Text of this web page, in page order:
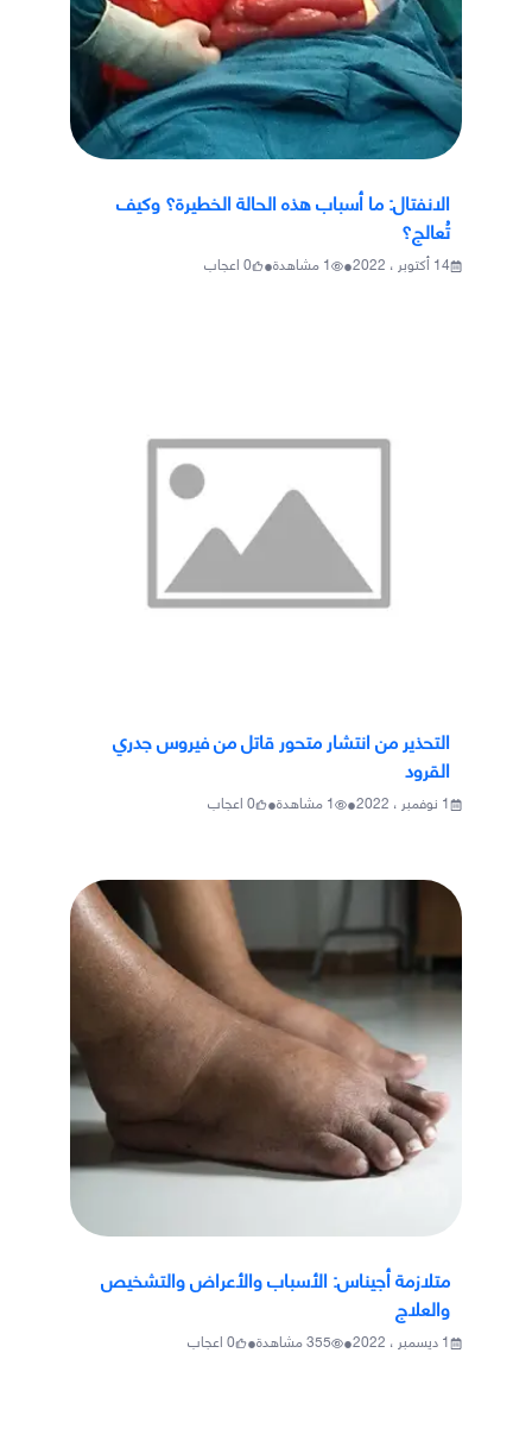
الانفتال: ما أسباب هذه الحالة الخطيرة؟ وكيف
تُعالج؟
14 أكتوبر ، 2022 •
1مشاهدة•
0اعجاب
التحذير من انتشار متحور قاتل من فيروس جدري
القرود
1 نوفمبر ، 2022 •
1مشاهدة•
0اعجاب
متلازمة أجيناس: الأسباب والأعراض والتشخيص
والعلاج
1 ديسمبر ، 2022 •
355مشاهدة•
0اعجاب